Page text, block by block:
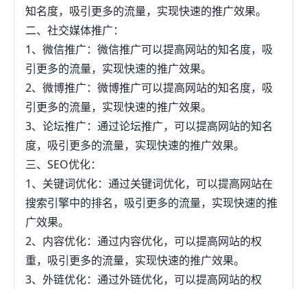
知名度，吸引更多的流量，实现快速的推广效果。
二、社交媒体推广：
1、微信推广：微信推广可以提高网站的知名度，吸
引更多的流量，实现快速的推广效果。
2、微博推广：微博推广可以提高网站的知名度，吸
引更多的流量，实现快速的推广效果。
3、论坛推广：通过论坛推广，可以提高网站的知名
度，吸引更多的流量，实现快速的推广效果。
三、SEO优化：
1、关键词优化：通过关键词优化，可以提高网站在
搜索引擎中的排名，吸引更多的流量，实现快速的推
广效果。
2、内容优化：通过内容优化，可以提高网站的权
重，吸引更多的流量，实现快速的推广效果。
3、外链优化：通过外链优化，可以提高网站的权